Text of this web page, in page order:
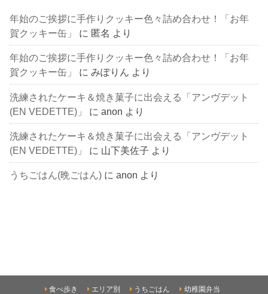
年始のご挨拶に手作りクッキー色々詰め合わせ！「お年
賀クッキー缶」
に 匿名 より
年始のご挨拶に手作りクッキー色々詰め合わせ！「お年
賀クッキー缶」
にみぽりん より
洗練されたケーキ＆焼き菓子に出会える「アンヴデット
(EN VEDETTE)」
にanon より
洗練されたケーキ＆焼き菓子に出会える「アンヴデット
(EN VEDETTE)」
に 山下美佐子 より
うちごはん(晩ごはん) にanon より
食べ歩き エリア別 うちごはん 幼稚園弁当